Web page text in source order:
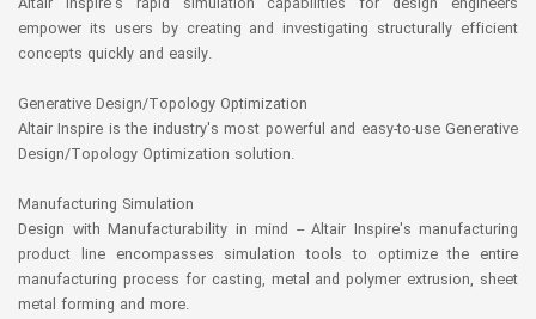
empower its users by creating and investigating structurally efficient
concepts quickly and easily.
Generative Design/Topology Optimization
Altair Inspire is the industry's most powerful and easy-to-use Generative
Design/Topology Optimization solution.
Manufacturing Simulation
Design with Manufacturability in mind -- Altair Inspire's manufacturing
product line encompasses simulation tools to optimize the entire
manufacturing process for casting, metal and polymer extrusion, sheet
metal forming and more.